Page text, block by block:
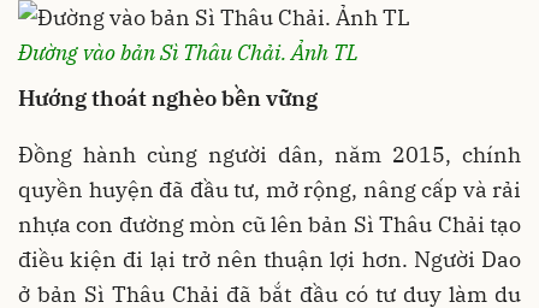
Đường vào bản Sì Thâu Chải. Ảnh TL
Hướng thoát nghèo bền vững
Đồng hành cùng người dân, năm 2015, chính
quyền huyện đã đầu tư, mở rộng, nâng cấp và rải
nhựa con đường mòn cũ lên bản Sì Thâu Chải tạo
điều kiện đi lại trở nên thuận lợi hơn. Người Dao
ở bản Sì Thâu Chải đã bắt đầu có tư duy làm du